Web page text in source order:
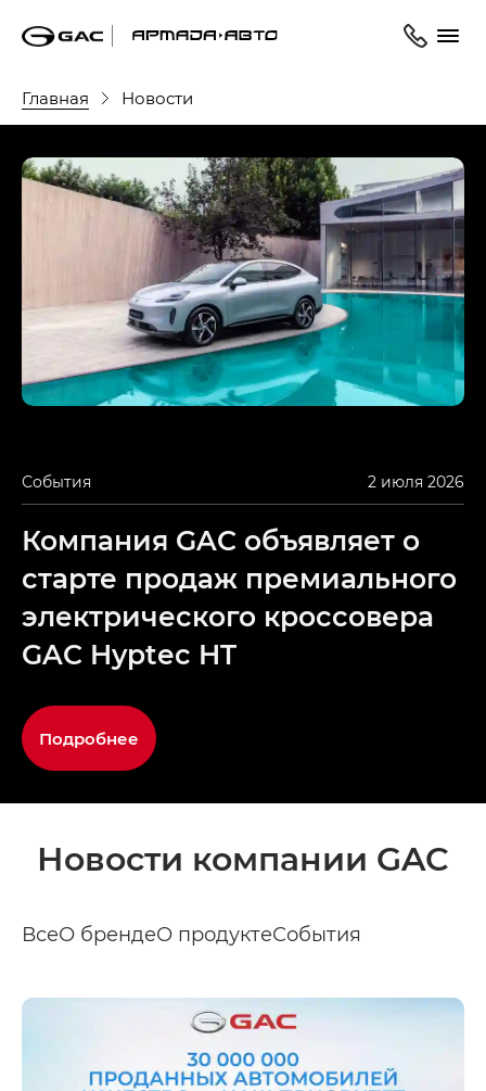
Главная Новости
События 2 июля 2026
Компания GAC объявляет о
старте продаж премиального
электрического кроссовера
GAC Hyptec HT
Подробнее
Новости компании GAC
ВсеО брендеО продуктеСобытия